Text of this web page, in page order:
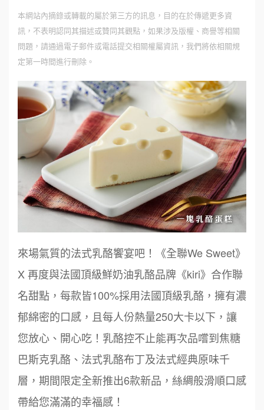
本網站內摘錄或轉載的屬於第三方的訊息，目的在於傳遞更多資
訊，不表明認同其描述或贊同其觀點，如果涉及版權、商譽等相關
問題，請通過電子郵件或電話提交相關權屬資訊，我們將依相關規
定第一時間進行刪除。
來場氣質的法式乳酪饗宴吧！《全聯We Sweet》
X 再度與法國頂級鮮奶油乳酪品牌《kiri》合作聯
名甜點，每款皆100%採用法國頂級乳酪，擁有濃
郁綿密的口感，且每人份熱量250大卡以下，讓
您放心、開心吃！乳酪控不止能再次品嚐到焦糖
巴斯克乳酪、法式乳酪布丁及法式經典原味千
層，期間限定全新推出6款新品，絲綢般滑順口感
帶給您滿滿的幸福感！